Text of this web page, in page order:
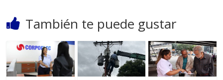
También te puede gustar